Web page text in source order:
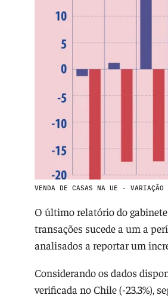
VENDA DE CASAS NA UE - VARIAÇÃO
O último relatório do
transações sucede a um a
analisados a reportar um
Considerando os dados
verificada no Chile (-23.3%),